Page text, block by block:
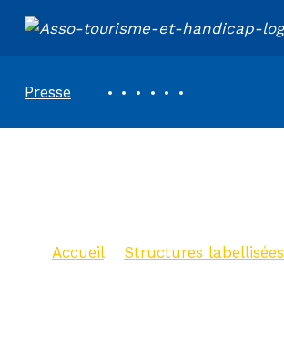
ASSOCIATION TOURISME ET HANDICAPS
Presse
Accueil> Structures labellisées